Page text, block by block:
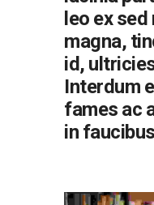
leo ex
magna,
id,
Interdum
fames ac
in